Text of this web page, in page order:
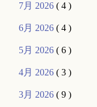
7月 2026( 4 )
6月 2026( 4 )
5月 2026( 6 )
4月 2026( 3 )
3月 2026( 9 )